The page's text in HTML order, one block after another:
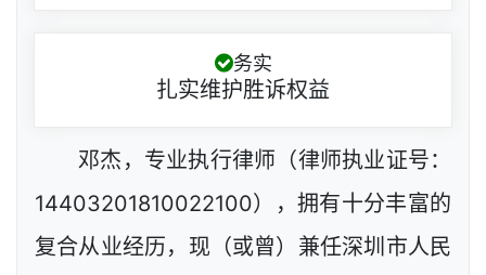
务实
扎实维护胜诉权益
邓杰，专业执行律师（律师执业证号：
14403201810022100），拥有十分丰富的
复合从业经历，现（或曾）兼任深圳市人民